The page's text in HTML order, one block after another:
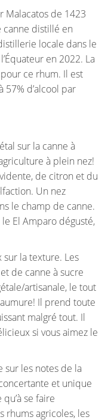
Malacatos de 1423
canne distillé en
locale dans le
en 2022. La
ce rhum. Il est
d’alcool par
sur la canne à
à plein nez!
de citron et du
Un nez
le champ de canne.
El Amparo dégusté,
sur la texture. Les
de canne à sucre
artisanale, le tout
Il prend toute
malgré tout. Il
si vous aimez le
sur les notes de la
et unique
se faire
rhums agricoles, les